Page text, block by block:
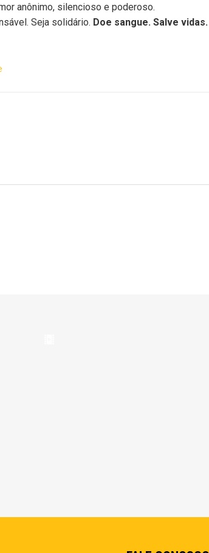
anônimo, silencioso e poderoso.
Seja solidário. Doe sangue. Salve vidas.